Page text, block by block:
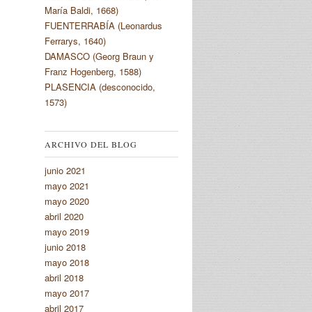
María Baldi, 1668)
FUENTERRABÍA (Leonardus
Ferrarys, 1640)
DAMASCO (Georg Braun y
Franz Hogenberg, 1588)
PLASENCIA (desconocido,
1573)
ARCHIVO DEL BLOG
junio 2021
mayo 2021
mayo 2020
abril 2020
mayo 2019
junio 2018
mayo 2018
abril 2018
mayo 2017
abril 2017